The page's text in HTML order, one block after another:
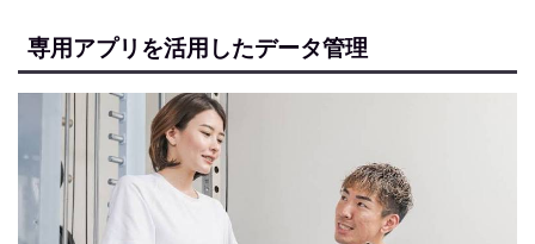
専用アプリを活用したデータ管理